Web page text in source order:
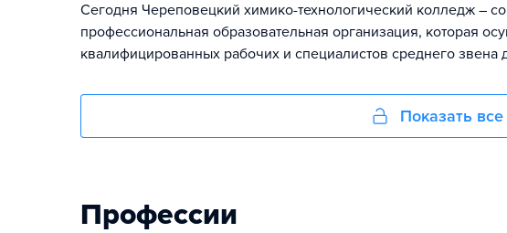
Сегодня Череповецкий химико-технологический колледж –
профессиональная образовательная организация, которая
квалифицированных рабочих и специалистов среднего звена
Показать
Профессии